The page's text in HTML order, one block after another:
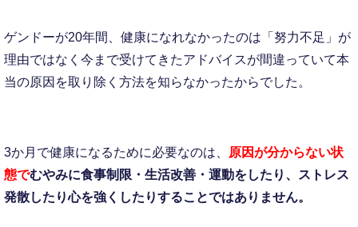
ゲンドーが20年間、健康になれなかったのは「努力不足」が
理由ではなく今まで受けてきたアドバイスが間違っていて本
当の原因を取り除く方法を知らなかったからでした。
3か月で健康になるために必要なのは、
原因が分からない状
態でむやみに食事制限・生活改善・運動をしたり、ストレス
発散したり心を強くしたりすることではありません。